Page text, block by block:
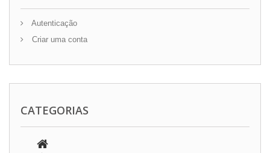
Autenticação
Criar uma conta
CATEGORIAS